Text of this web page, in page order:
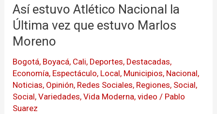
Así estuvo Atlético Nacional la
Última vez que estuvo Marlos
Moreno
Bogotá, Boyacá, Cali, Deportes, Destacadas,
Economía, Espectáculo, Local, Municipios, Nacional,
Noticias, Opinión, Redes Sociales, Regiones, Social,
Social,Variedades,Vida Moderna,video / Pablo
Suarez
Atlético
Nacional
la
vez
que
estuvo
Marlos